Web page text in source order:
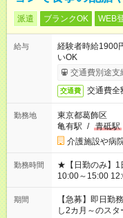
派遣 ブランクOK WEB
給与
経験者時給
いOK
交通費別途支
交通費 交通費全
勤務地
東京都葛飾区
亀有駅 / 青砥駅
介護施設や病
勤務時間
★【日勤のみ】1日5時間～OK
10:00～15:00
期間
【急募】即日
し2カ月～のスタ